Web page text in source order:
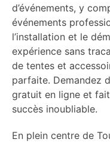
d’événements, y
événements
l’installation et le
expérience sans
de tentes et
parfaite. Demandez
gratuit en ligne et
succès inoubliable.
En plein centre de